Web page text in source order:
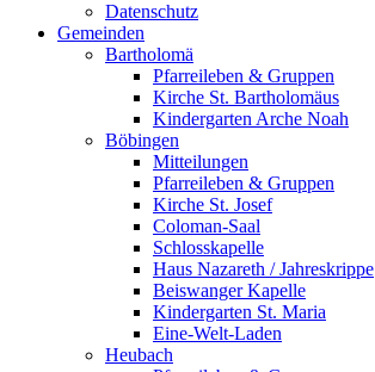
Datenschutz
Gemeinden
Bartholomä
Pfarreileben & Gruppen
Kirche St. Bartholomäus
Kindergarten Arche Noah
Böbingen
Mitteilungen
Pfarreileben & Gruppen
Kirche St. Josef
Coloman-Saal
Schlosskapelle
Haus Nazareth / Jahreskrippe
Beiswanger Kapelle
Kindergarten St. Maria
Eine-Welt-Laden
Heubach